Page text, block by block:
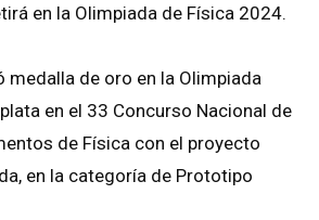
en la Olimpiada de Física 2024.
medalla de oro en la Olimpiada
en el 33 Concurso Nacional de
de Física con el proyecto
en la categoría de Prototipo